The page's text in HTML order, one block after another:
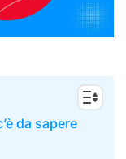
da sapere